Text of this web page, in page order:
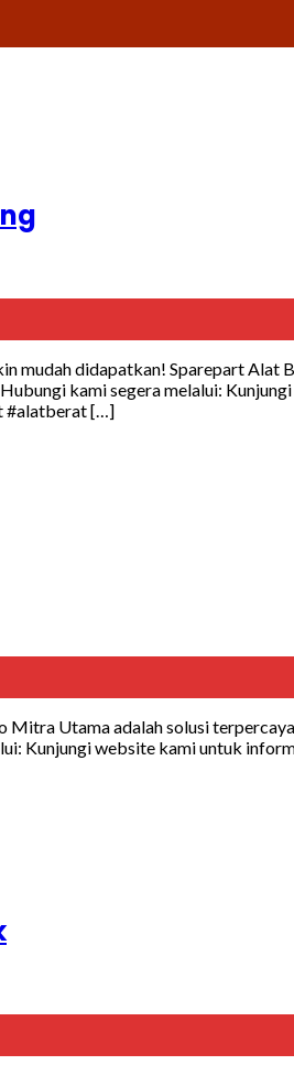
mudah didapatkan! Sparepart
kami segera melalui:
#alatberat […]
Utama adalah solusi
Kunjungi website kami untuk